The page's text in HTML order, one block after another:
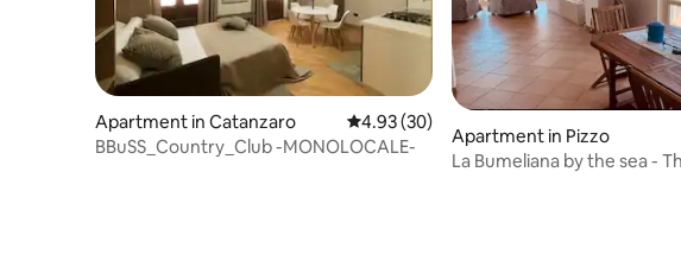
Apartment in Catanzaro 4.93 out of 5 average rating, 30 reviews
4.93 (30)
BBuSS_Country_Club -MONOLOCALE-
Apartment in Pizzo
La Bumeliana by the sea -